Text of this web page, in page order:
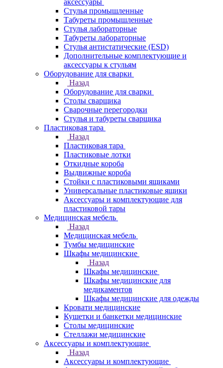
аксессуары
Стулья промышленные
Табуреты промышленные
Стулья лабораторные
Табуреты лабораторные
Стулья антистатические (ESD)
Дополнительные комплектующие и
аксессуары к стульям
Оборудование для сварки
Назад
Оборудование для сварки
Столы сварщика
Сварочные перегородки
Стулья и табуреты сварщика
Пластиковая тара
Назад
Пластиковая тара
Пластиковые лотки
Откидные короба
Выдвижные короба
Стойки с пластиковыми ящиками
Универсальные пластиковые ящики
Аксессуары и комплектующие для
пластиковой тары
Медицинская мебель
Назад
Медицинская мебель
Тумбы медицинские
Шкафы медицинские
Назад
Шкафы медицинские
Шкафы медицинские для
медикаментов
Шкафы медицинские для одежды
Кровати медицинские
Кушетки и банкетки медицинские
Столы медицинские
Стеллажи медицинские
Аксессуары и комплектующие
Назад
Аксессуары и комплектующие